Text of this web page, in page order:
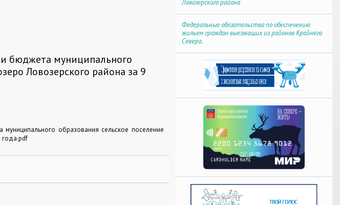
бюджета муниципального
Ловозерского района за 9
образования сельское поселение
года.pdf
Ловозерского района
Федеральные обязательства по обеспечению
жильем граждан выезжащих из районов Крайнего
Севера.